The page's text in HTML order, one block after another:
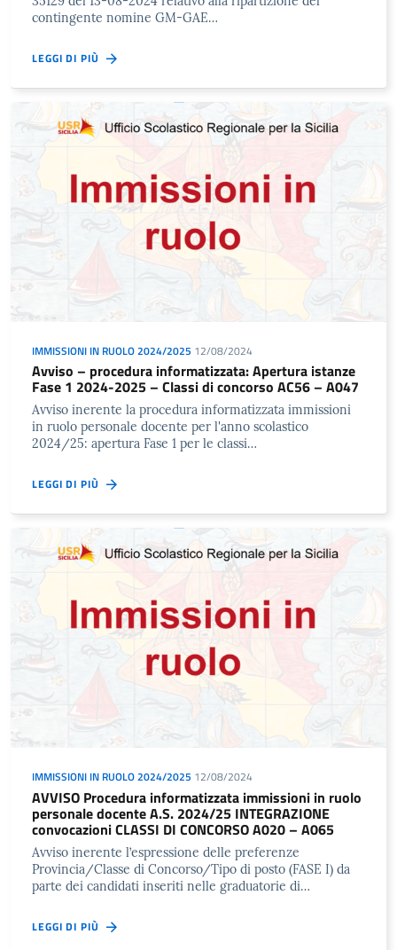
contingente nomine GM-GAE…
LEGGI DI PIÙ
IMMISSIONI IN RUOLO 2024/2025 12/08/2024
Avviso – procedura informatizzata: Apertura istanze
Fase 1 2024-2025 – Classi di concorso AC56 – A047
Avviso inerente la procedura informatizzata immissioni
in ruolo personale docente per l'anno scolastico
2024/25: apertura Fase 1 per le classi…
LEGGI DI PIÙ
IMMISSIONI IN RUOLO 2024/2025 12/08/2024
AVVISO Procedura informatizzata immissioni in ruolo
personale docente A.S. 2024/25 INTEGRAZIONE
convocazioni CLASSI DI CONCORSO A020 – A065
Avviso inerente l’espressione delle preferenze
Provincia/Classe di Concorso/Tipo di posto (FASE I) da
parte dei candidati inseriti nelle graduatorie di…
LEGGI DI PIÙ